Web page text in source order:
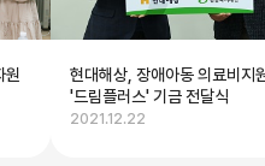
원
현대해상, 장애아동 의료비지
'드림플러스' 기금 전달식
2021.12.22